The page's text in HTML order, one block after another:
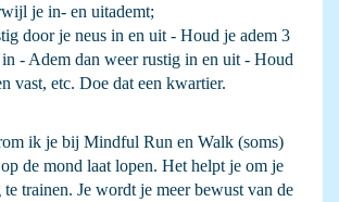
je in- en uitademt;
door je neus in en uit - Houd je adem 3
in - Adem dan weer rustig in en uit - Houd
vast, etc. Doe dat een kwartier.
ik je bij Mindful Run en Walk (soms)
de mond laat lopen. Het helpt je om je
te trainen. Je wordt je meer bewust van de